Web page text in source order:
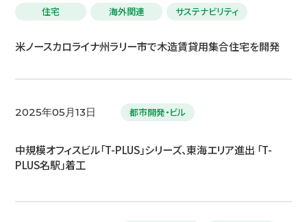
住宅
海外関連 サステナビリティ
米ノースカロライナ州ラリー市で木造賃貸用集合住宅を開発
2025年05月13日 都市開発・ビル
中規模オフィスビル「T-PLUS」シリーズ、東海エリア進出 「T-
PLUS名駅」着工